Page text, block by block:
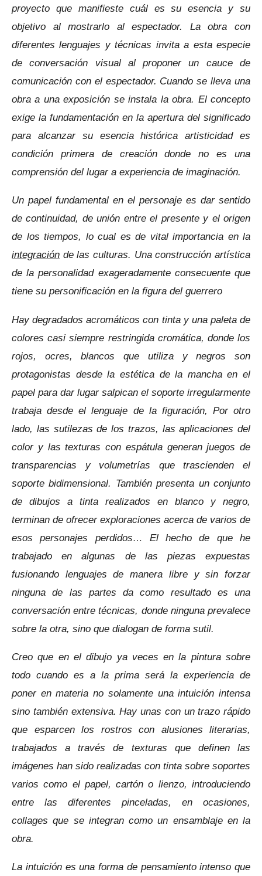
proyecto que manifieste cuál es su esencia y su
objetivo al mostrarlo al espectador. La obra con
diferentes lenguajes y técnicas invita a esta especie
de conversación visual al proponer un cauce de
comunicación con el espectador. Cuando se lleva una
obra a una exposición se instala la obra. El concepto
exige la fundamentación en la apertura del significado
para alcanzar su esencia histórica artisticidad es
condición primera de creación donde no es una
comprensión del lugar a experiencia de imaginación.
Un papel fundamental en el personaje es dar sentido
de continuidad, de unión entre el presente y el origen
de los tiempos, lo cual es de vital importancia en la
integración de las culturas. Una construcción artística
de la personalidad exageradamente consecuente que
tiene su personificación en la figura del guerrero
Hay degradados acromáticos con tinta y una paleta de
colores casi siempre restringida cromática, donde los
rojos, ocres, blancos que utiliza y negros son
protagonistas desde la estética de la mancha en el
papel para dar lugar salpican el soporte irregularmente
trabaja desde el lenguaje de la figuración, Por otro
lado, las sutilezas de los trazos, las aplicaciones del
color y las texturas con espátula generan juegos de
transparencias y volumetrías que trascienden el
soporte bidimensional. También presenta un conjunto
de dibujos a tinta realizados en blanco y negro,
terminan de ofrecer exploraciones acerca de varios de
esos personajes perdidos… El hecho de que he
trabajado en algunas de las piezas expuestas
fusionando lenguajes de manera libre y sin forzar
ninguna de las partes da como resultado es una
conversación entre técnicas, donde ninguna prevalece
sobre la otra, sino que dialogan de forma sutil.
Creo que en el dibujo ya veces en la pintura sobre
todo cuando es a la prima será la experiencia de
poner en materia no solamente una intuición intensa
sino también extensiva. Hay unas con un trazo rápido
que esparcen los rostros con alusiones literarias,
trabajados a través de texturas que definen las
imágenes han sido realizadas con tinta sobre soportes
varios como el papel, cartón o lienzo, introduciendo
entre las diferentes pinceladas, en ocasiones,
collages que se integran como un ensamblaje en la
obra.
La intuición es una forma de pensamiento intenso que